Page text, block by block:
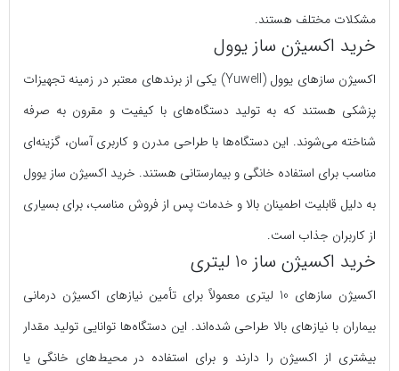
مشکلات مختلف هستند.
خرید اکسیژن ساز یوول
اکسیژن سازهای یوول (Yuwell) یکی از برندهای معتبر در زمینه تجهیزات
پزشکی هستند که به تولید دستگاه‌های با کیفیت و مقرون به صرفه
شناخته می‌شوند. این دستگاه‌ها با طراحی مدرن و کاربری آسان، گزینه‌ای
مناسب برای استفاده خانگی و بیمارستانی هستند. خرید اکسیژن ساز یوول
به دلیل قابلیت اطمینان بالا و خدمات پس از فروش مناسب، برای بسیاری
از کاربران جذاب است.
خرید اکسیژن ساز 10 لیتری
اکسیژن سازهای 10 لیتری معمولاً برای تأمین نیازهای اکسیژن درمانی
بیماران با نیازهای بالا طراحی شده‌اند. این دستگاه‌ها توانایی تولید مقدار
بیشتری از اکسیژن را دارند و برای استفاده در محیط‌های خانگی یا